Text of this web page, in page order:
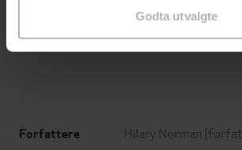
Godta utvalgte
Forfattere Hilary Norman